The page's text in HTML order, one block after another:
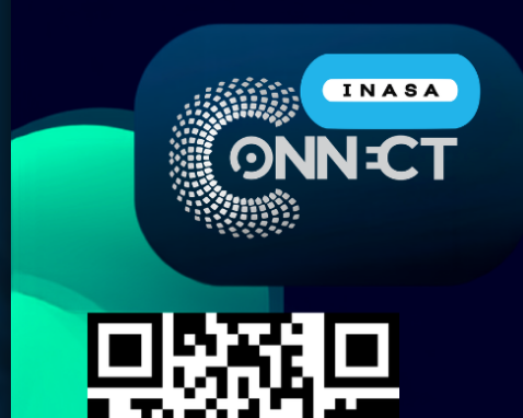
Nombre del Producto:
Marca:
Elige tu almacén más
cercano:
Revisa aquí nuestro
Catálogo de
Marcas